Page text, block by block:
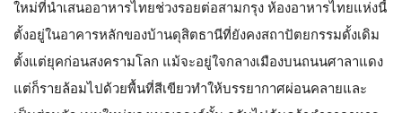
ใหม่ที่นำเสนออาหารไทยช่วงรอยต่อสามกรุง ห้องอาหารไทยแห่งนี้
ตั้งอยู่ในอาคารหลักของบ้านดุสิตธานีที่ยังคงสถาปัตยกรรมดั้งเดิม
ตั้งแต่ยุคก่อนสงครามโลก แม้จะอยู่ใจกลางเมืองบนถนนศาลาแดง
แต่ก็รายล้อมไปด้วยพื้นที่สีเขียวทำให้บรรยากาศผ่อนคลายและ